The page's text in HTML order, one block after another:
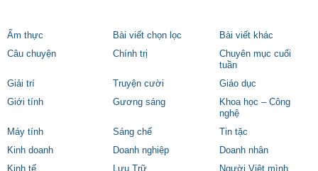
Ẩm thực Bài viết chọn lọc
Bài viết khác
Câu chuyện
Chính trị
Chuyên mục cuối
tuần
Giải trí
Truyện cười
Giáo dục
Giới tính
Gương sáng
Khoa học – Công
nghệ
Máy tính
Sáng chế
Tin tặc
Kinh doanh
Doanh nghiệp
Doanh nhân
Kinh tế
Lưu Trữ
Người Việt mình